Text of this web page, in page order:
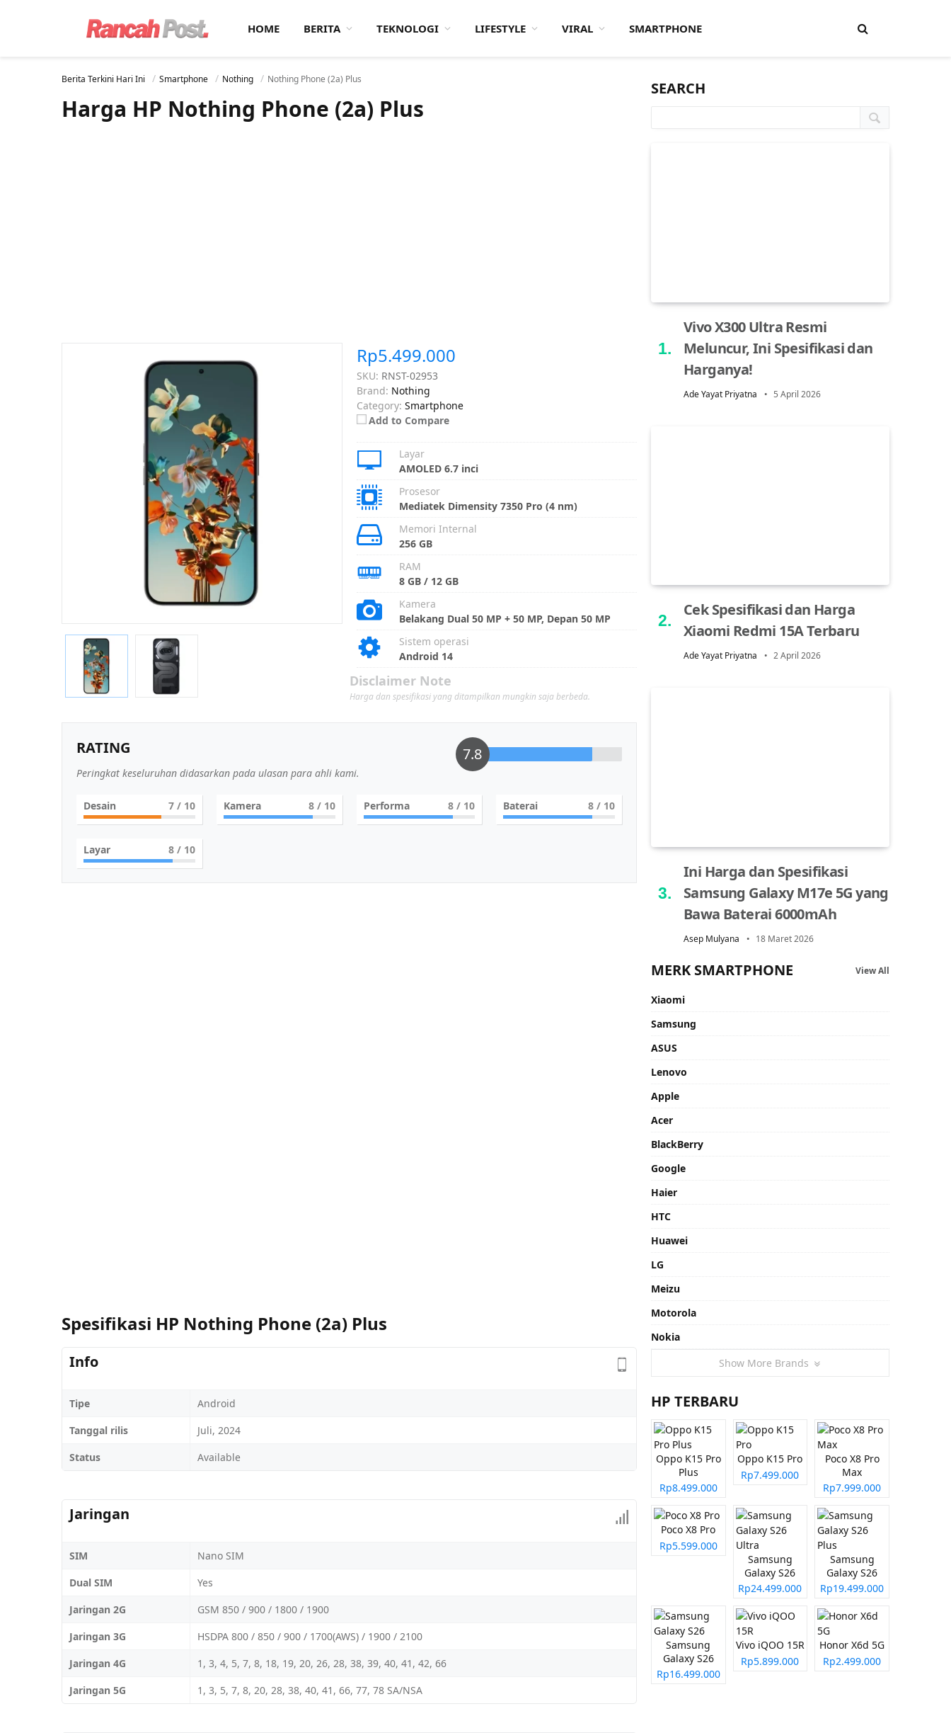
HOME BERITA TEKNOLOGI LIFESTYLE VIRAL SMARTPHONE
Berita Terkini Hari Ini Smartphone Nothing Nothing Phone (2a) Plus
Harga HP Nothing Phone (2a) Plus
Rp5.499.000
SKU: RNST-02953
Brand: Nothing
Category: Smartphone
Add to Compare
Layar
AMOLED 6.7 inci
Prosesor
Mediatek Dimensity 7350 Pro (4 nm)
Memori Internal
256 GB
RAM
8 GB / 12 GB
Kamera
Belakang Dual 50 MP + 50 MP, Depan 50 MP
Sistem operasi
Android 14
RATING
Peringkat keseluruhan didasarkan pada ulasan para ahli kami.
7.8
Desain 7/ 10 Kamera 8/ 10 Performa 8 / 10 Baterai 8 / 10
Layar 8/ 10
Spesifikasi HP Nothing Phone (2a) Plus
Info
Tipe
Android
Tanggal rilis
Juli, 2024
Status
Available
Jaringan
SIM
Nano SIM
Dual SIM
Yes
Jaringan 2G
GSM 850 / 900 / 1800 / 1900
Jaringan 3G
HSDPA 800 / 850 / 900 / 1700(AWS) / 1900 / 2100
Jaringan 4G
1, 3, 4, 5, 7, 8, 18, 19, 20, 26, 28, 38, 39, 40, 41, 42, 66
Jaringan 5G
1, 3, 5, 7, 8, 20, 28, 38, 40, 41, 66, 77, 78 SA/NSA
Disclaimer Note
Harga dan spesifikasi yang ditampilkan mungkin saja berbeda.
SEARCH
Vivo X300 Ultra Resmi
Meluncur, Ini Spesifikasi dan
Harganya!
Ade Yayat Priyatna 5 April 2026
Cek Spesifikasi dan Harga
Xiaomi Redmi 15A Terbaru
Ade Yayat Priyatna 2 April 2026
Ini Harga dan Spesifikasi
Samsung Galaxy M17e 5G yang
Bawa Baterai 6000mAh
Asep Mulyana 18 Maret 2026
MERK SMARTPHONE View All
Xiaomi
Samsung
ASUS
Lenovo
Apple
Acer
BlackBerry
Google
Haier
HTC
Huawei
LG
Meizu
Motorola
Nokia
Show More Brands
HP TERBARU
Oppo K15 Pro
Plus
Rp8.499.000
Oppo K15 Pro
Rp7.499.000
Poco X8 Pro
Max
Rp7.999.000
Poco X8 Pro
Rp5.599.000
Samsung
Galaxy S26
Ultra
Rp24.499.000
Samsung
Galaxy S26
Plus
Rp19.499.000
Samsung
Galaxy S26
Rp16.499.000
Vivo iQOO 15R
Rp5.899.000
Honor X6d 5G
Rp2.499.000